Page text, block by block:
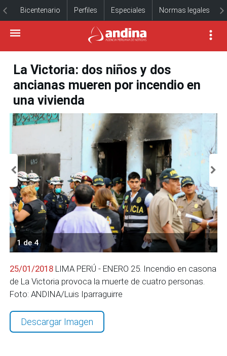
Bicentenario Perfiles Especiales Normas legales
La Victoria: dos niños y dos
ancianas mueren por incendio en
una vivienda
1 de 4
25/01/2018 LIMA PERÚ - ENERO 25. Incendio en casona
de La Victoria provoca la muerte de cuatro personas.
Foto: ANDINA/Luis Iparraguirre
Descargar Imagen